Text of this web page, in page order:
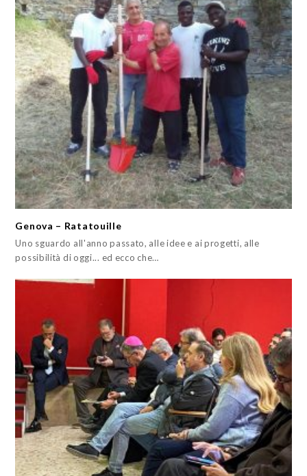
Genova – Ratatouille
Uno sguardo all'anno passato, alle idee e ai progetti, alle
possibilità di oggi... ed ecco che…